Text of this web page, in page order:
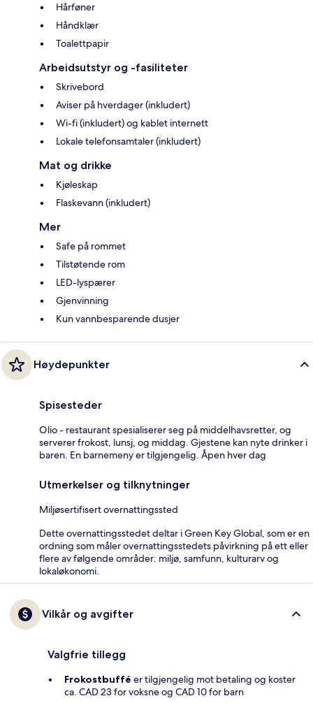
Hårføner
Håndklær
Toalettpapir
Arbeidsutstyr og -fasiliteter
Skrivebord
Aviser på hverdager (inkludert)
Wi-fi (inkludert) og kablet internett
Lokale telefonsamtaler (inkludert)
Mat og drikke
Kjøleskap
Flaskevann (inkludert)
Mer
Safe på rommet
Tilstøtende rom
LED-lyspærer
Gjenvinning
Kun vannbesparende dusjer
Høydepunkter
Spisesteder
Olio - restaurant spesialiserer seg på middelhavsretter, og
serverer frokost, lunsj, og middag. Gjestene kan nyte drinker i
baren. En barnemeny er tilgjengelig. Åpen hver dag
Utmerkelser og tilknytninger
Miljøsertifisert overnattingssted
Dette overnattingsstedet deltar i Green Key Global, som er en
ordning som måler overnattingsstedets påvirkning på ett eller
flere av følgende områder: miljø, samfunn, kulturarv og
lokaløkonomi.
Vilkår og avgifter
Valgfrie tillegg
Frokostbuffé er tilgjengelig mot betaling og koster
ca. CAD 23 for voksne og CAD 10 for barn